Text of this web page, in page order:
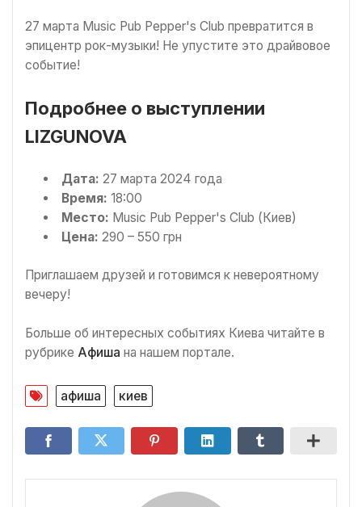
27 марта Music Pub Pepper's Club превратится в
эпицентр рок-музыки! Не упустите это драйвовое
событие!
Подробнее о выступлении
LIZGUNOVA
Дата: 27 марта 2024 года
Время: 18:00
Место: Music Pub Pepper's Club (Киев)
Цена: 290 – 550 грн
Приглашаем друзей и готовимся к невероятному
вечеру!
Больше об интересных событиях Киева читайте в
рубрике Афиша на нашем портале.
афиша киев